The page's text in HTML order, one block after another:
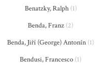
Benatzky, Ralph(1)
Benda, Franz (2)
Benda, Jiří (George) Antonín (1)
Bendusi, Francesco (1)